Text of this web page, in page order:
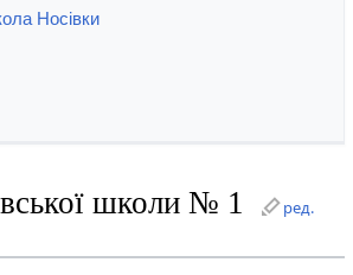
Носівки
школи № 1
ред.